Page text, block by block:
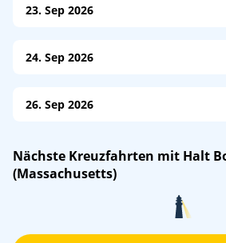
An: 08:00Ab: 23:00
23. Sep 2026
An: 07:00Ab: 16:00
Silver Shadow
24. Sep 2026
An: 08:00Ab: 17:00
26. Sep 2026
An: 07:00Ab: –
Royal Caribbean
Nächste Kreuzfahrten mit Halt
(Massachusetts)